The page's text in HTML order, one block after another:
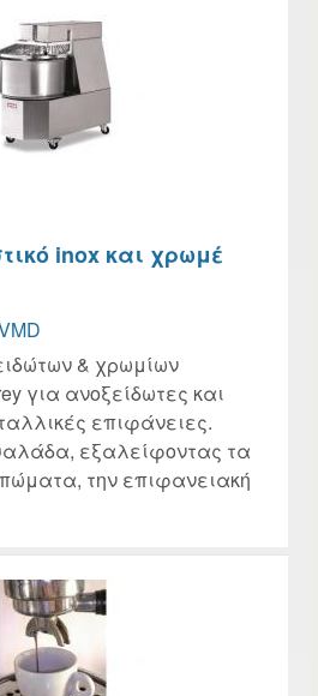
inox και χρωμέ
& χρωμίων
για ανοξείδωτες και
επιφάνειες.
εξαλείφοντας τα
την επιφανειακή